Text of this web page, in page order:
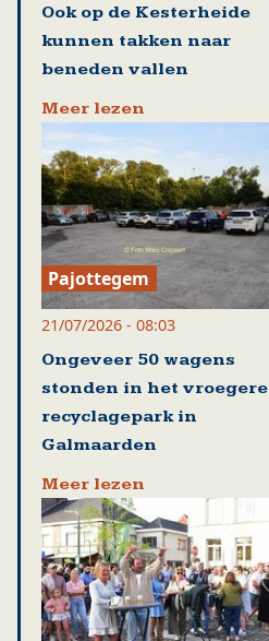
Ook op de Kesterheide
kunnen takken naar
beneden vallen
Meer lezen
Pajottegem
21/07/2026 - 08:03
Ongeveer 50 wagens
stonden in het vroegere
recyclagepark in
Galmaarden
Meer lezen